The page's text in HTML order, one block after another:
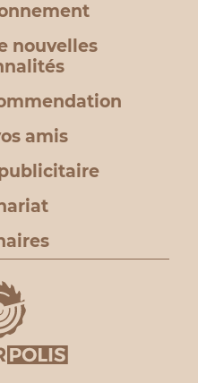
nouvelles
amis